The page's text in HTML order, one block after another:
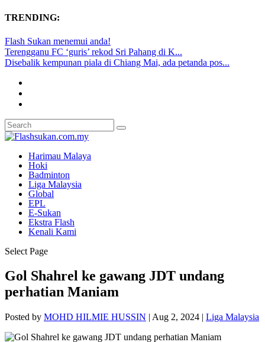
TRENDING:
Flash Sukan menemui anda!
Terengganu FC ‘guris’ rekod Sri Pahang di K...
Disebalik kempunan piala di Chiang Mai, ada petanda pos...
Harimau Malaya
Hoki
Badminton
Liga Malaysia
Global
EPL
E-Sukan
Ekstra Flash
Kenali Kami
Select Page
Gol Shahrel ke gawang JDT undang
perhatian Maniam
Posted by MOHD HILMIE HUSSIN | Aug 2, 2024 | Liga Malaysia